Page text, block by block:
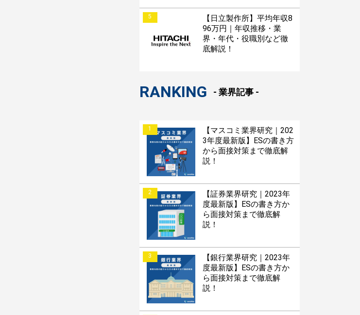
5
【日立製作所】平均年収8
96万円｜年収推移・業
界・年代・役職別など徹
底解説！
RANKING - 業界記事 -
1
【マスコミ業界研究｜202
3年度最新版】ESの書き方
から面接対策まで徹底解
説！
2
【証券業界研究｜2023年
度最新版】ESの書き方か
ら面接対策まで徹底解
説！
3
【銀行業界研究｜2023年
度最新版】ESの書き方か
ら面接対策まで徹底解
説！